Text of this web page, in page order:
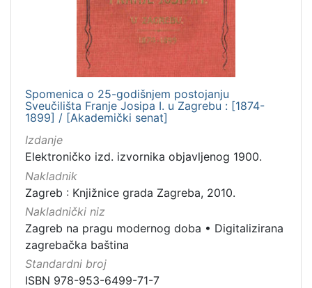
Spomenica o 25-godišnjem postojanju
Sveučilišta Franje Josipa I. u Zagrebu : [1874-
1899] / [Akademički senat]
Izdanje
Elektroničko izd. izvornika objavljenog 1900.
Nakladnik
Zagreb : Knjižnice grada Zagreba, 2010.
Nakladnički niz
Zagreb na pragu modernog doba • Digitalizirana
zagrebačka baština
Standardni broj
ISBN 978-953-6499-71-7